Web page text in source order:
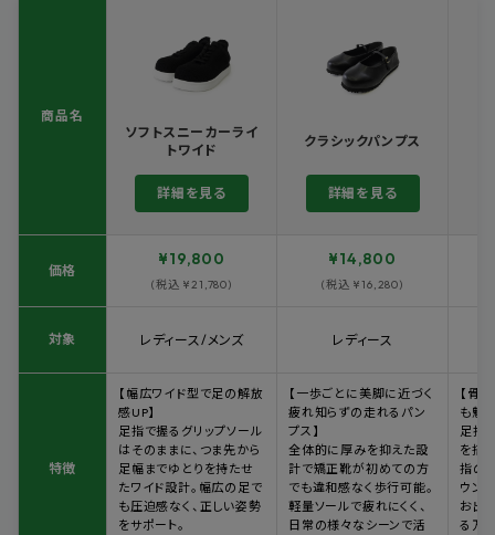
レディース
リブニットスニーカーブーツ
ブラック／ブラック
矯正レベル
商品名
ソフトスニーカーライ
トワイド
詳細を見る
クラシックパンプス
詳細を見る
価格
¥19,800
(税込 ¥21,780)
¥14,800
(税込 ¥16,280)
対象 レディース/メンズ レディース
特徴
【幅広ワイド型で足の解放
感UP】
足指で握るグリップソール
はそのままに、つま先から
足幅までゆとりを持たせ
たワイド設計。幅広の足で
も圧迫感なく、正しい姿勢
をサポート。
【一歩ごとに美脚に近づく
疲れ知らずの走れるパン
プス】
全体的に厚みを抑えた設
計で矯正靴が初めての方
でも違和感なく歩行可能。
軽量ソールで疲れにくく、
日常の様々なシーンで活
【骨
も魅
足指
を搭
指の
ウン
お出
る万